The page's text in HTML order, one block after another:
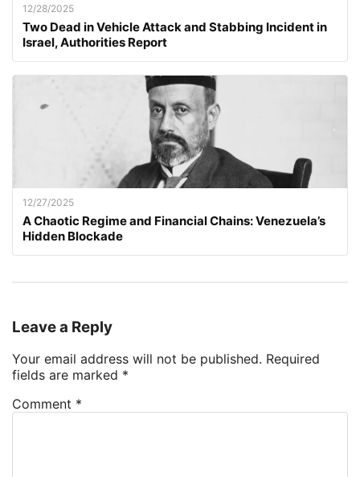
12/28/2025
Two Dead in Vehicle Attack and Stabbing Incident in
Israel, Authorities Report
12/27/2025
A Chaotic Regime and Financial Chains: Venezuela’s
Hidden Blockade
Leave a Reply
Your email address will not be published. Required
fields are marked *
Comment *